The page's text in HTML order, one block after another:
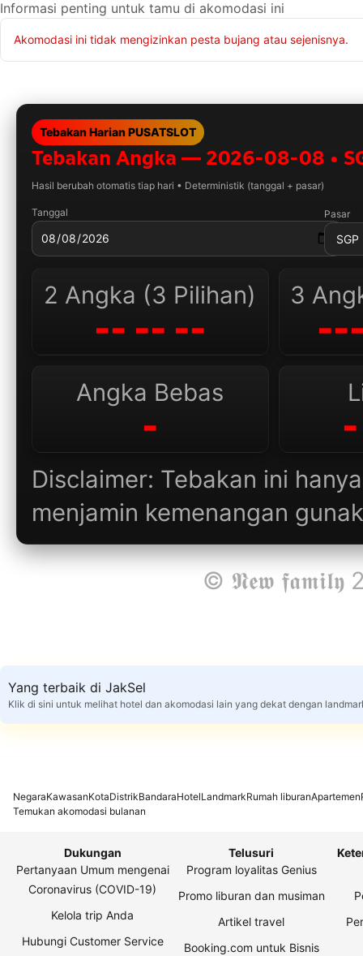
Informasi penting untuk tamu di akomodasi ini
Akomodasi ini tidak mengizinkan pesta bujang atau sejenisnya.
Tebakan Harian PUSATSLOT
Tebakan Angka — 2026-08-08 •
Hasil berubah otomatis tiap hari • Deterministik (tanggal + pasar)
Tanggal Pasar
2 Angka (3 Pilihan)
-- -- --
3
Angka Bebas
-
Disclaimer: Tebakan ini
menjamin kemenangan
© 𝕹𝖊𝖜 𝖋𝖆𝖒𝖎𝖑𝖞
Yang terbaik di JakSel
Klik di sini untuk melihat hotel dan akomodasi lain yang dekat dengan
NegaraKawasanKotaDistrikBandaraHotelLandmarkRumah liburanApartemen
Temukan akomodasi bulanan
Dukungan
Pertanyaan Umum mengenai
Coronavirus (COVID-19)
Kelola trip Anda
Hubungi Customer Service
Telusuri
Program loyalitas Genius
Promo liburan dan musiman
Artikel travel
Booking.com untuk Bisnis